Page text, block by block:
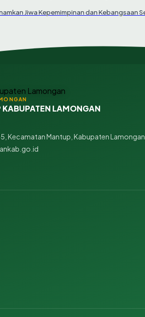
Jiwa Kepemimpinan dan Kebangsaan
LAMONGAN
Kecamatan Mantup, Kabupaten